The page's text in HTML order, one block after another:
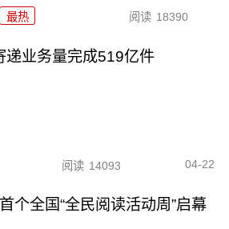
最热 阅读 18390
递业务量完成519亿件
阅读 14093 04-22
首个全国“全民阅读活动周”启幕